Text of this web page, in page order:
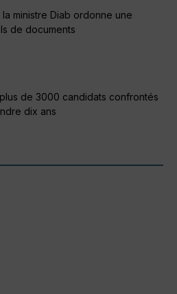
ministre Diab ordonne une
de documents
de 3000 candidats confrontés
dix ans